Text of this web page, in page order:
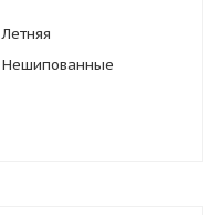
Летняя
Нешипованные